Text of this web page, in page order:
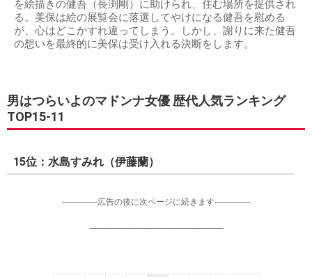
を絵描きの健吾（長渕剛）に助けられ、住む場所を提供され
る。美保は絵の展覧会に落選してやけになる健吾を慰める
が、心はどこかすれ違ってしまう。しかし、謝りに来た健吾
の想いを最終的に美保は受け入れる決断をします。
男はつらいよのマドンナ女優 歴代人気ランキング
TOP15-11
15位：水島すみれ（伊藤蘭）
-----------------広告の後に次ページに続きます-----------------
----------------------------------------------------------------